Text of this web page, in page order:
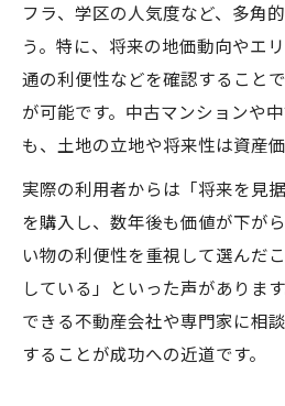
フラ、学区の人気度など、多角
う。特に、将来の地価動向やエ
通の利便性などを確認すること
が可能です。中古マンションや
も、土地の立地や将来性は資産
実際の利用者からは「将来を見
を購入し、数年後も価値が下が
い物の利便性を重視して選んだ
している」といった声がありま
できる不動産会社や専門家に相
することが成功への近道です。